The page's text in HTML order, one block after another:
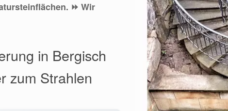
⏩ Wir
in Bergisch
zum Strahlen